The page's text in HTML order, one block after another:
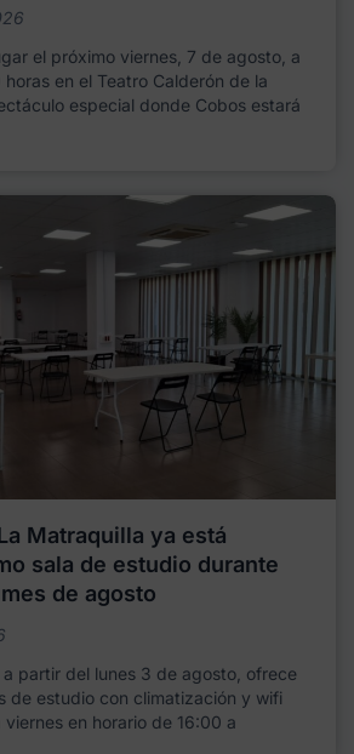
el próximo viernes, 7 de agosto, a
en el Teatro Calderón de la
especial donde Cobos estará
Matraquilla ya está
sala de estudio durante
de agosto
partir del lunes 3 de agosto, ofrece
de estudio con climatización y wifi
en horario de 16:00 a